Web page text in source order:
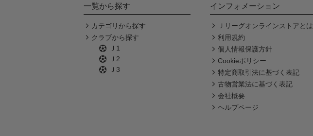
一覧から探す
カテゴリから探す
クラブから探す
Ｊ1
Ｊ2
Ｊ3
インフォメーション
Ｊリーグオンラインストアとは
利用規約
個人情報保護方針
Cookieポリシー
特定商取引法に基づく表記
古物営業法に基づく表記
会社概要
ヘルプページ